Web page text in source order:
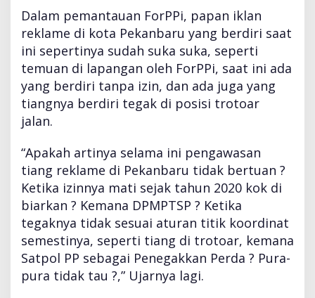
S
a
p
o
l
P
Dalam pemantauan ForPPi, papan iklan
reklame di kota Pekanbaru yang berdiri saat
ini sepertinya sudah suka suka, seperti
temuan di lapangan oleh ForPPi, saat ini ada
yang berdiri tanpa izin, dan ada juga yang
tiangnya berdiri tegak di posisi trotoar
jalan.
“Apakah artinya selama ini pengawasan
tiang reklame di Pekanbaru tidak bertuan ?
Ketika izinnya mati sejak tahun 2020 kok di
biarkan ? Kemana DPMPTSP ? Ketika
tegaknya tidak sesuai aturan titik koordinat
semestinya, seperti tiang di trotoar, kemana
Satpol PP sebagai Penegakkan Perda ? Pura-
pura tidak tau ?,” Ujarnya lagi.